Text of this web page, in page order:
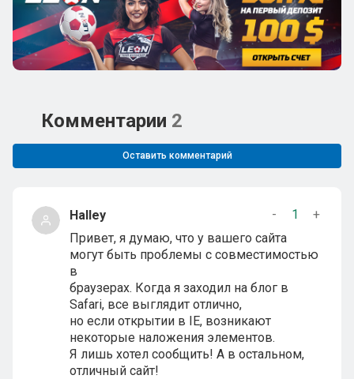
Комментарии 2
Оставить комментарий
Halley - 1
+
Привет, я думаю, что у вашего сайта
могут быть проблемы с совместимостью
в
браузерах. Когда я заходил на блог в
Safari, все выглядит отлично,
но если открытии в IE, возникают
некоторые наложения элементов.
Я лишь хотел сообщить! А в остальном,
отличный сайт!